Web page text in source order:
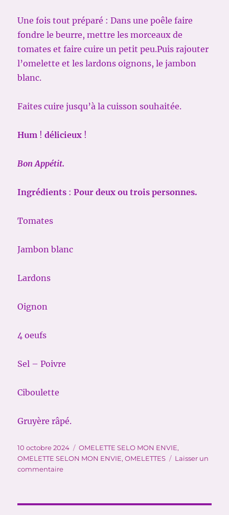
Une fois tout préparé : Dans une poêle faire
fondre le beurre, mettre les morceaux de
tomates et faire cuire un petit peu.Puis rajouter
l’omelette et les lardons oignons, le jambon
blanc.
Faites cuire jusqu’à la cuisson souhaitée.
Hum !délicieux !
Bon Appétit.
Ingrédients :Pour deux ou trois personnes.
Tomates
Jambon blanc
Lardons
Oignon
4 oeufs
Sel – Poivre
Ciboulette
Gruyère râpé.
Publié
le
10 octobre 2024 Catégories
OMELETTE SELO MON ENVIE,
OMELETTE SELON MON ENVIE,OMELETTES
Laisser un
commentairesur